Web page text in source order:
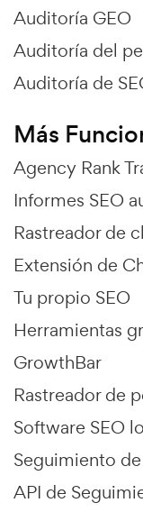
Auditoría GEO
Auditoría del
Auditoría de
Más
Agency Rank
Informes SEO
Rastreador de
Extensión de
Tu propio SEO
Herramientas
GrowthBar
Rastreador de
Software SEO
Seguimiento
API de